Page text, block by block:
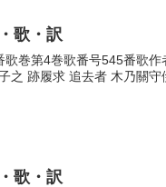
歌・訳
巻第4巻歌番号545番歌
之 跡履求 追去者 木乃關
歌・訳